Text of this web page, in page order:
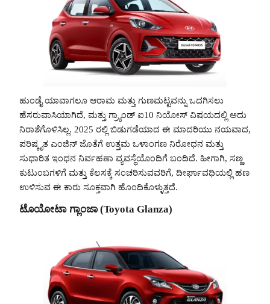
ಹುಂಡೈ ಯಾವಾಗಲೂ ಆರಾಮ ಮತ್ತು ಗುಣಮಟ್ಟವನ್ನು ಒದಗಿಸಲು
ಹೆಸರುವಾಸಿಯಾಗಿದೆ, ಮತ್ತು ಗ್ರ್ಯಾಂಡ್ ಐ10 ನಿಯೋಸ್ ವಿಷಯದಲ್ಲಿ ಅದು
ನಿರಾಶೆಗೊಳಿಸಿಲ್ಲ. 2025 ರಲ್ಲಿ ಬಿಡುಗಡೆಯಾದ ಈ ಮಾದರಿಯು ನಯವಾದ,
ಪರಿಷ್ಕೃತ ಎಂಜಿನ್ ಜೊತೆಗೆ ಉತ್ತಮ ಒಳಾಂಗಣ ನಿರೋಧನ ಮತ್ತು
ಸುಧಾರಿತ ಇಂಧನ ನಿರ್ವಹಣಾ ವ್ಯವಸ್ಥೆಯೊಂದಿಗೆ ಬಂದಿದೆ. ಹೀಗಾಗಿ, ಸಣ್ಣ
ಕುಟುಂಬಗಳಿಗೆ ಮತ್ತು ಕೆಲಸಕ್ಕೆ ಸಂಚರಿಸುವವರಿಗೆ, ದೀರ್ಘಾವಧಿಯಲ್ಲಿ ಹಣ
ಉಳಿಸುವ ಈ ಕಾರು ಸೂಕ್ತವಾಗಿ ಹೊಂದಿಕೊಳ್ಳುತ್ತದೆ.
ಟೊಯೋಟಾ ಗ್ಲಾಂಜಾ (Toyota Glanza)